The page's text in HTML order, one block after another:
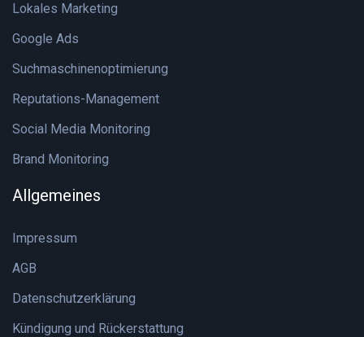
Lokales Marketing
Google Ads
Suchmaschinenoptimierung
Reputations-Management
Social Media Monitoring
Brand Monitoring
Allgemeines
Impressum
AGB
Datenschutzerklärung
Kündigung und Rückerstattung